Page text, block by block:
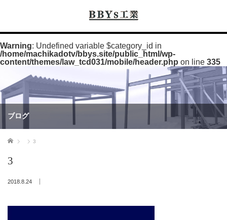
Warning: Undefined variable $category_id in
/home/machikadotv/bbys.site/public_html/wp-
content/themes/law_tcd031/mobile/header.php on line 335
ブログ
ホーム 3
3
2018.8.24